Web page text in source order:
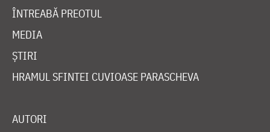
ÎNTREABĂ PREOTUL
MEDIA
ȘTIRI
HRAMUL SFINTEI CUVIOASE PARASCHEVA
AUTORI